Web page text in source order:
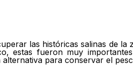
las históricas salinas de la
estas fueron muy
para conservar el